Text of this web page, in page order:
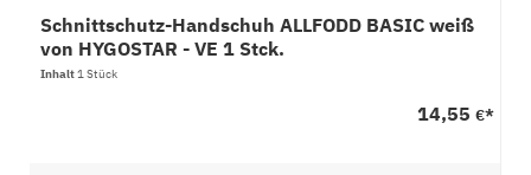
Schnittschutz-Handschuh ALLFODD BASIC weiß
von HYGOSTAR - VE 1 Stck.
Inhalt1 Stück
14,55 €*